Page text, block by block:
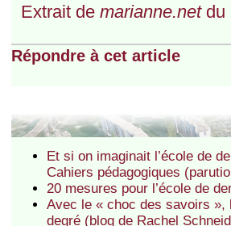
Extrait de marianne.netdu
Répondre à cet article
Et si on imaginait l’école de
Cahiers pédagogiques
20 mesures pour l’école de
Avec le « choc des savoirs »,
degré (blog de Rachel